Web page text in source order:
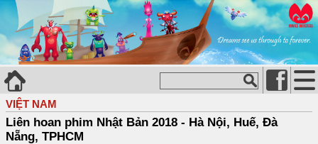
VIỆT NAM
Liên hoan phim Nhật Bản 2018 - Hà Nội, Huế, Đà
Nẵng, TPHCM